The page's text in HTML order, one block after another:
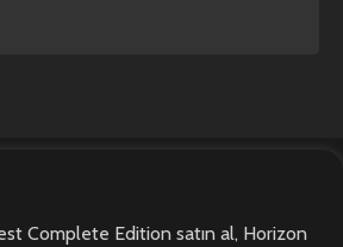
Complete Edition satın al, Horizon